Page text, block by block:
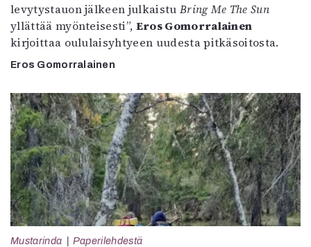
levytystauon jälkeen julkaistu Bring Me The Sun
yllättää myönteisesti”, Eros Gomorralainen
kirjoittaa oululaisyhtyeen uudesta pitkäsoitosta.
Eros Gomorralainen
Mustarinda Paperilehdestä